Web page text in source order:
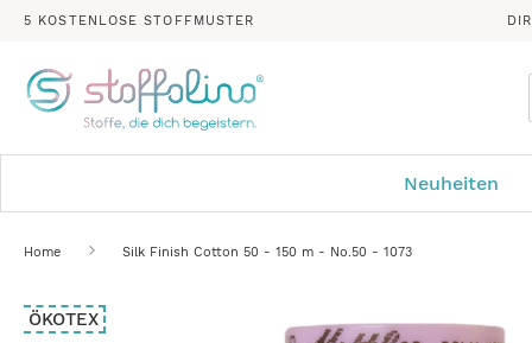
5 KOSTENLOSE STOFFMUSTER
Neuheiten
Home Silk Finish Cotton 50 - 150 m - No.50 - 1073
Zum
Ende
ÖKOTEX